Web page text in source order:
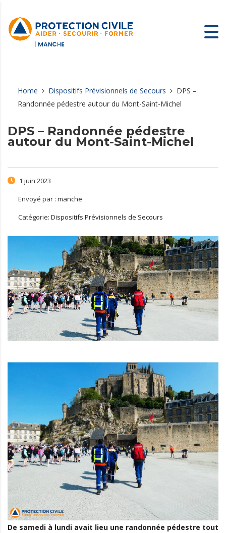
Home Dispositifs Prévisionnels de Secours
DPS –
Randonnée pédestre autour du Mont-Saint-Michel
DPS – Randonnée pédestre
autour du Mont-Saint-Michel
1 juin 2023
Envoyé par : manche
Catégorie: Dispositifs Prévisionnels de Secours
De samedi à lundi avait lieu une randonnée pédestre tout